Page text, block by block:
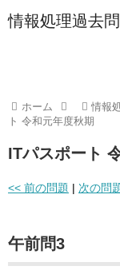
情報処理過去
ホーム 情報
ト 令和元年度秋期
ITパスポート
<< 前の問題 | 次の問
午前問3